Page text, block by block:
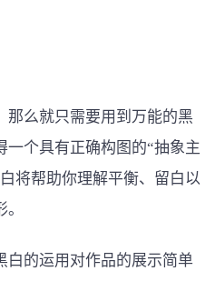
那么就只需要用到万能的黑
一个具有正确构图的“抽象主
将帮助你理解平衡、留白以
白的运用对作品的展示简单